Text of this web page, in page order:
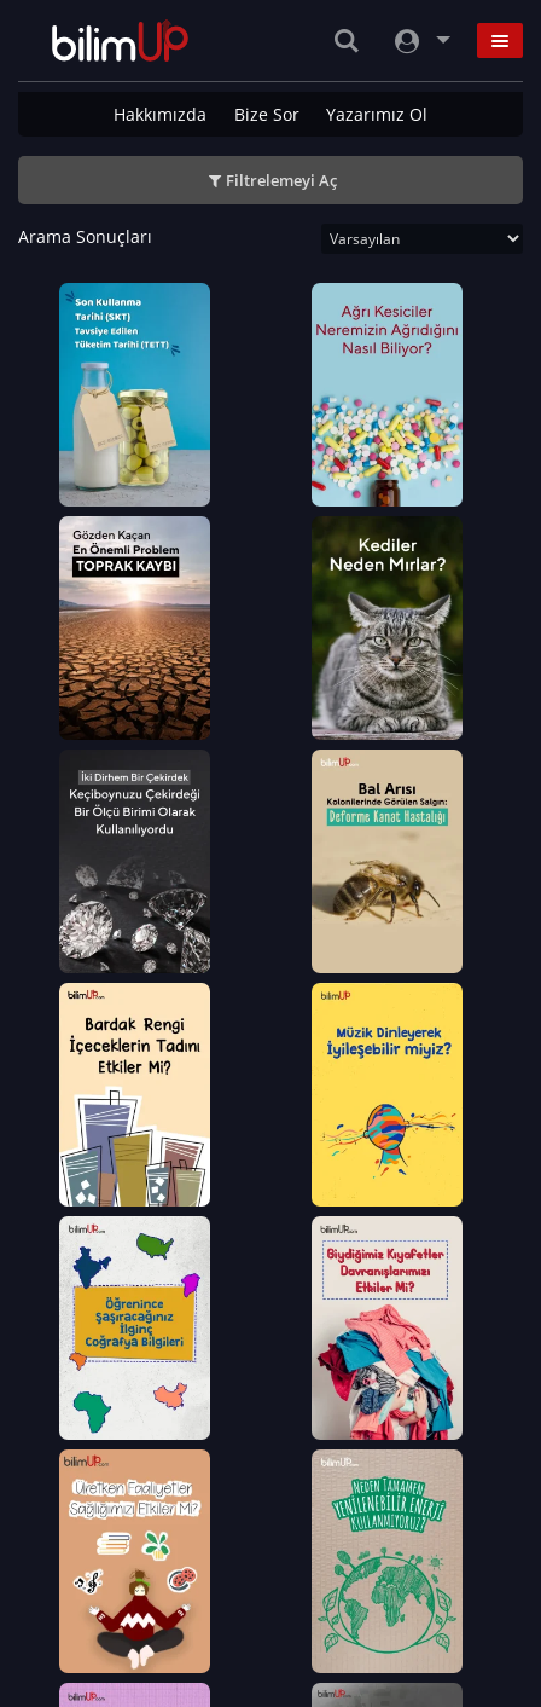
Hakkımızda Bize Sor Yazarımız Ol
Filtrelemeyi Aç
Arama Sonuçları